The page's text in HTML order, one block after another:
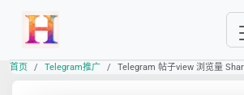
首页 Telegram推广 Telegram 帖子view 浏览量